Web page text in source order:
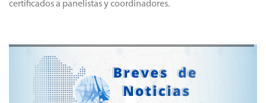
certificados a panelistas y coordinadores.